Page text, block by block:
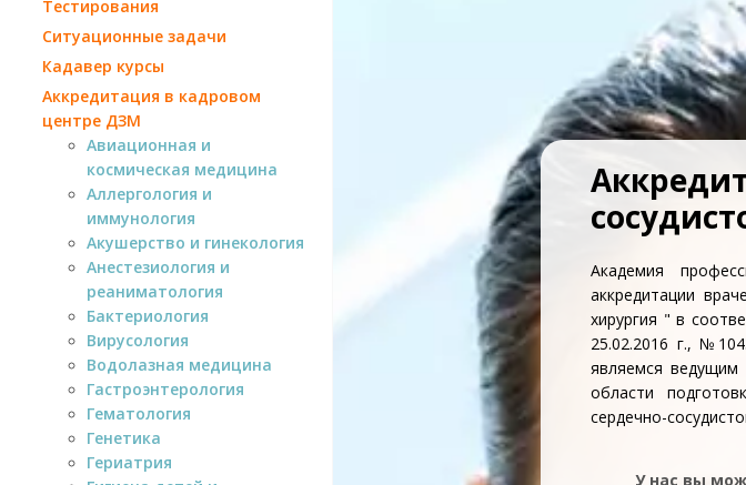
Тестирования
Ситуационные задачи
Кадавер курсы
Аккредитация в кадровом
центре ДЗМ
Авиационная и
космическая медицина
Аллергология и
иммунология
Акушерство и гинекология
Анестезиология и
реаниматология
Бактериология
Вирусология
Водолазная медицина
Гастроэнтерология
Гематология
Генетика
Гериатрия
Академия
аккредитации
хирургия " в
25.02.2016 г.,
являемся ведущим
области
сердечно-
У нас вы